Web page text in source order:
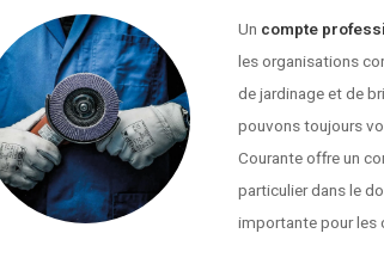
Un compte
les organisations
de jardinage et de
pouvons toujours
Courante offre un
particulier dans le
importante pour les